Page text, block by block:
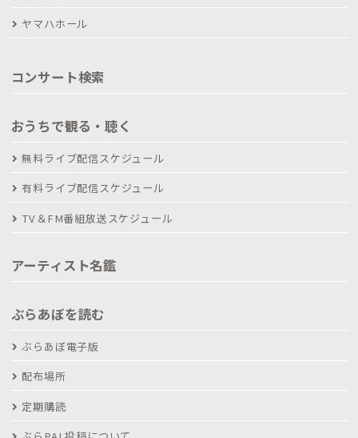
ヤマハホール
コンサート検索
おうちで観る・聴く
無料ライブ配信スケジュール
有料ライブ配信スケジュール
TV＆FM番組放送スケジュール
アーティスト名鑑
ぶらあぼを読む
ぶらあぼ電子版
配布場所
定期購読